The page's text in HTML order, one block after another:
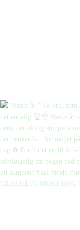
GLÆDELIG MORS DAG